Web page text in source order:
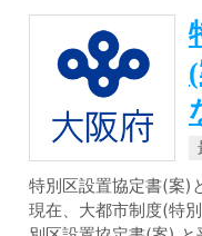
特別区設置協定書(案)
現在、大都市制度(特